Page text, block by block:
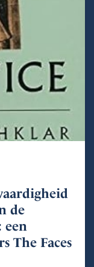
de
een
The Faces